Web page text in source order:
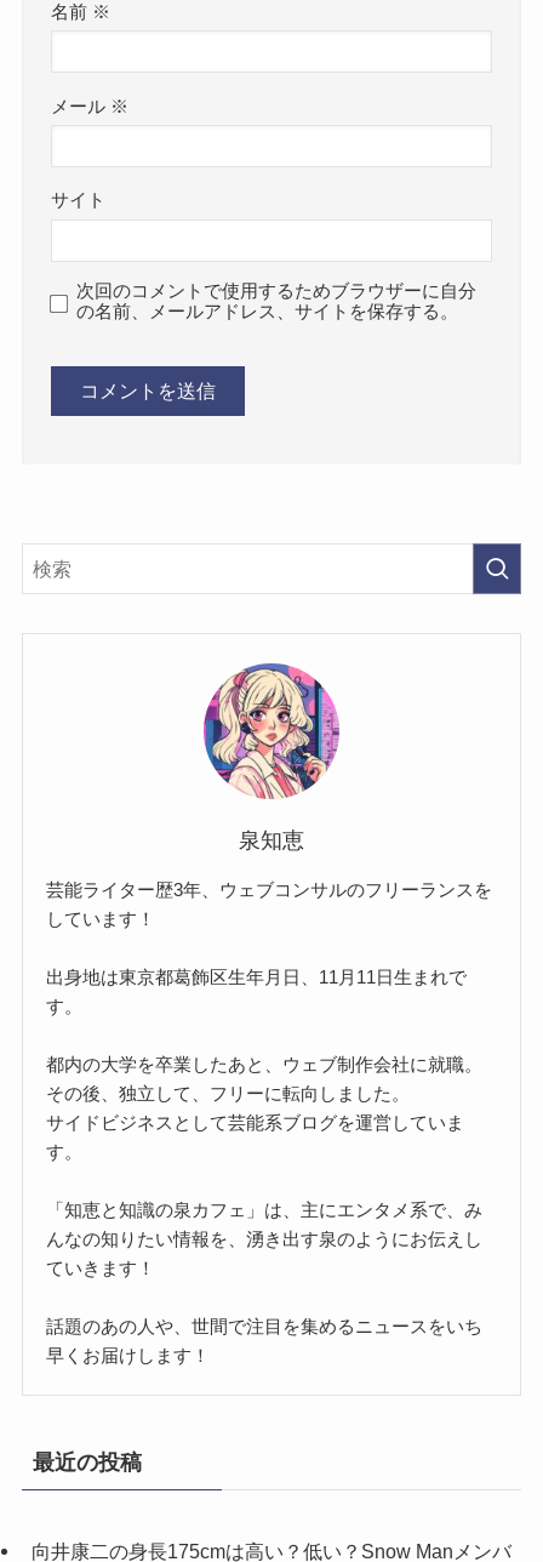
名前 ※
メール ※
サイト
次回のコメントで使用するためブラウザーに自分
の名前、メールアドレス、サイトを保存する。
泉知恵
芸能ライター歴3年、ウェブコンサルのフリーランスを
しています！
出身地は東京都葛飾区生年月日、11月11日生まれで
す。
都内の大学を卒業したあと、ウェブ制作会社に就職。
その後、独立して、フリーに転向しました。
サイドビジネスとして芸能系ブログを運営していま
す。
「知恵と知識の泉カフェ」は、主にエンタメ系で、み
んなの知りたい情報を、湧き出す泉のようにお伝えし
ていきます！
話題のあの人や、世間で注目を集めるニュースをいち
早くお届けします！
最近の投稿
向井康二の身長175cmは高い？低い？Snow Manメンバ